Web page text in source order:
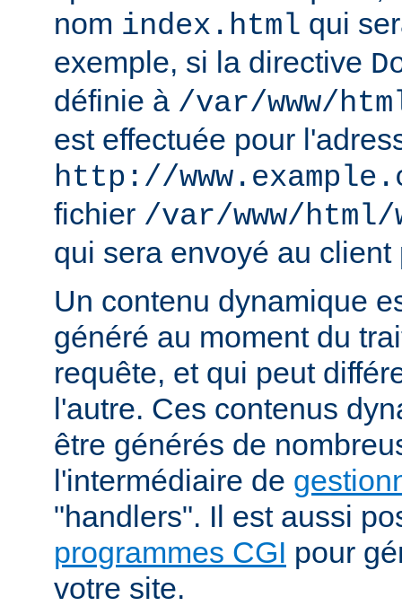
nom index.html qui
exemple, si la directive
définie à /var/www/
est effectuée pour
http://
fichier /var/www/
qui sera envoyé au client
Un contenu dynamique
généré au moment du
requête, et qui peut
l'autre. Ces contenus
être générés de
l'intermédiaire de
"handlers". Il est aussi
programmes CGI pour
votre site.